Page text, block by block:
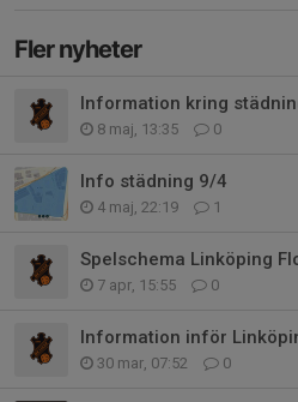
Fler nyheter
Information kring
8 maj, 13:35 0
Info städning 9/4
4 maj, 22:19 1
Spelschema Linköping
7 apr, 15:55 0
Information inför
30 mar, 07:52 0